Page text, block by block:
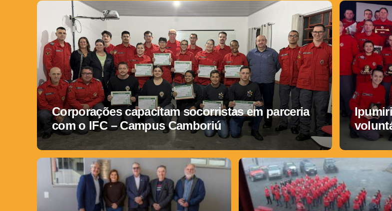
Corporações capacitam socorristas em parceria
com o IFC – Campus Camboriú